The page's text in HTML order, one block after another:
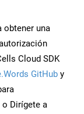
obtener una
Cloud SDK
GitHub y
Dirígete a